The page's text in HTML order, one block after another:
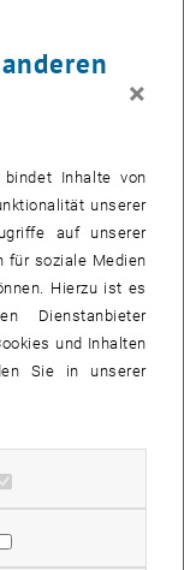
seine vier
nach unten
ermitteln.
2018 im Esrange
findet im Rahmen
and Balloon
500 kg schwere und
Höhe von rund
des
per
gemeisam
Space Team hat
(FMS) als
für die
×
Inhalte von
unserer
auf unserer
für soziale Medien
Hierzu ist es
Dienstanbieter
und Inhalten
Sie in unserer
zulassen
zulassen